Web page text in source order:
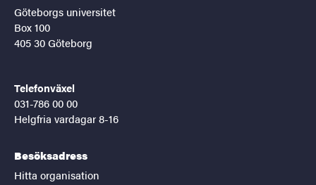
Göteborgs universitet
Box 100
405 30 Göteborg
Telefonväxel
031-786 00 00
Helgfria vardagar 8-16
Besöksadress
Hitta organisation